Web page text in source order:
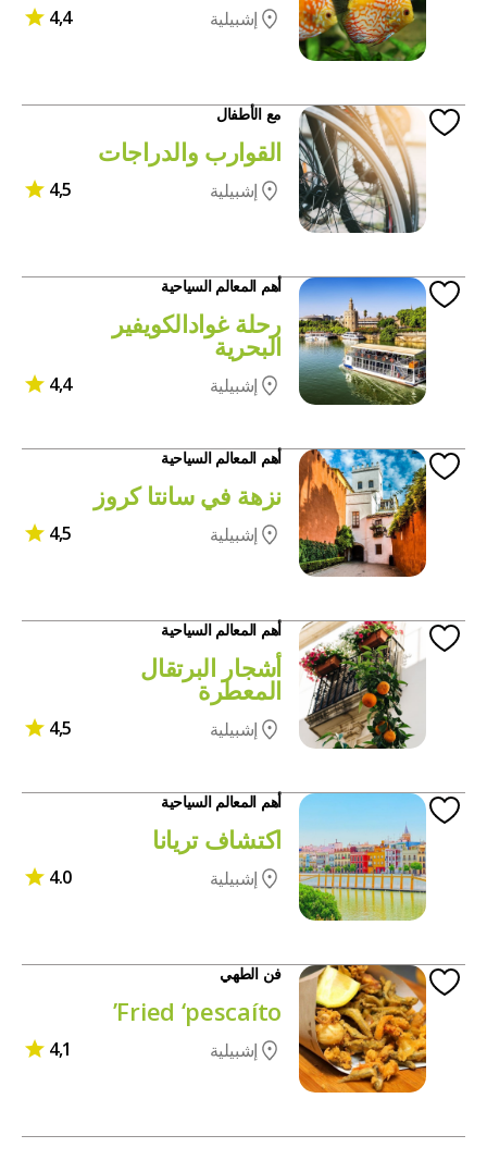
إشبيلية 4,4
مع الأطفال
القوارب والدراجات
إشبيلية 4,5
أهم المعالم السياحية
رحلة غوادالكويفير
البحرية
إشبيلية 4,4
أهم المعالم السياحية
نزهة في سانتا كروز
إشبيلية 4,5
أهم المعالم السياحية
أشجار البرتقال
المعطرة
إشبيلية 4,5
أهم المعالم السياحية
اكتشاف تريانا
إشبيلية 4.0
فن الطهي
Fried ‘pescaíto’
إشبيلية 4,1